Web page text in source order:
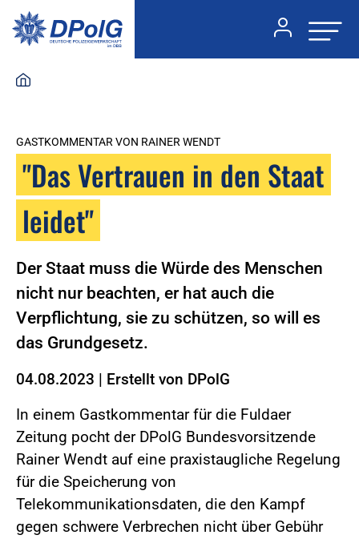
GASTKOMMENTAR VON RAINER WENDT
"Das Vertrauen in den Staat
leidet"
Der Staat muss die Würde des Menschen
nicht nur beachten, er hat auch die
Verpflichtung, sie zu schützen, so will es
das Grundgesetz.
04.08.2023 | Erstellt von DPolG
In einem Gastkommentar für die Fuldaer
Zeitung pocht der DPolG Bundesvorsitzende
Rainer Wendt auf eine praxistaugliche Regelung
für die Speicherung von
Telekommunikationsdaten, die den Kampf
gegen schwere Verbrechen nicht über Gebühr